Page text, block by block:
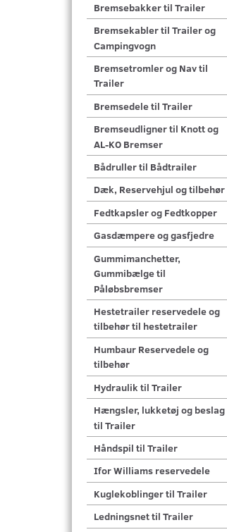
Bremsebakker til Trailer
Bremsekabler til Trailer og
Campingvogn
Bremsetromler og Nav til
Trailer
Bremsedele til Trailer
Bremseudligner til Knott og
AL-KO Bremser
Bådruller til Bådtrailer
Dæk, Reservehjul og tilbehør
Fedtkapsler og Fedtkopper
Gasdæmpere og gasfjedre
Gummimanchetter,
Gummibælge til
Påløbsbremser
Hestetrailer reservedele og
tilbehør til hestetrailer
Humbaur Reservedele og
tilbehør
Hydraulik til Trailer
Hængsler, lukketøj og beslag
til Trailer
Håndspil til Trailer
Ifor Williams reservedele
Kuglekoblinger til Trailer
Ledningsnet til Trailer